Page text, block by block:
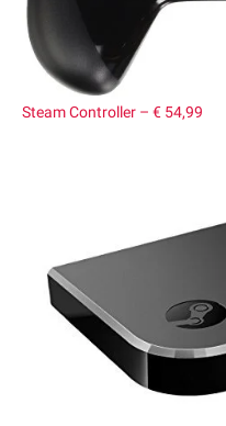
Steam Controller – € 54,99